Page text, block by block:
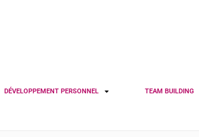
DÉVELOPPEMENT PERSONNEL TEAM BUILDING